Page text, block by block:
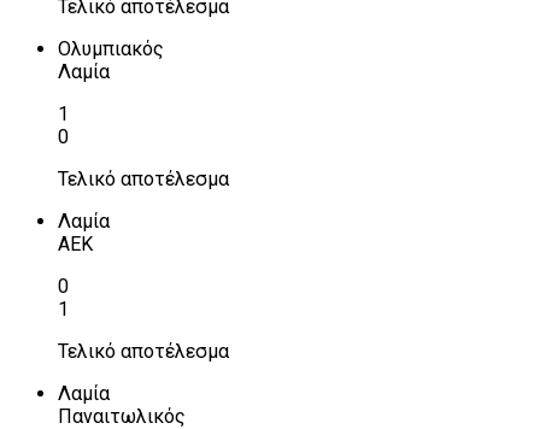
Τελικό αποτέλεσμα
Ολυμπιακός
Λαμία
1
0
Τελικό αποτέλεσμα
Λαμία
ΑΕΚ
0
1
Τελικό αποτέλεσμα
Λαμία
Παναιτωλικός